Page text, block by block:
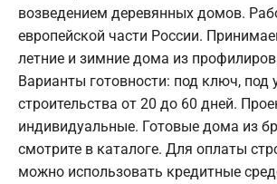
возведением деревянных домов.
европейской части России.
летние и зимние дома из
Варианты готовности: под ключ, под
строительства от 20 до 60 дней.
индивидуальные. Готовые дома из
смотрите в каталоге. Для оплаты
можно использовать кредитные